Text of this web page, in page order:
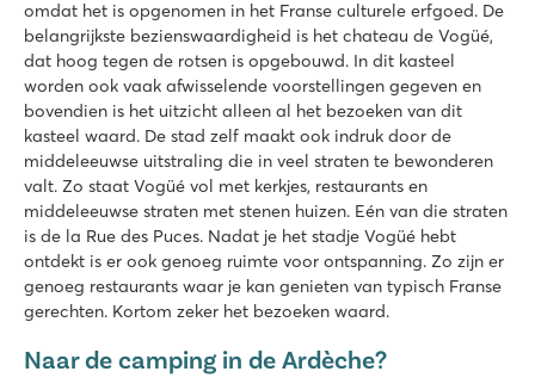
omdat het is opgenomen in het Franse culturele erfgoed. De
belangrijkste bezienswaardigheid is het chateau de Vogüé,
dat hoog tegen de rotsen is opgebouwd. In dit kasteel
worden ook vaak afwisselende voorstellingen gegeven en
bovendien is het uitzicht alleen al het bezoeken van dit
kasteel waard. De stad zelf maakt ook indruk door de
middeleeuwse uitstraling die in veel straten te bewonderen
valt. Zo staat Vogüé vol met kerkjes, restaurants en
middeleeuwse straten met stenen huizen. Eén van die straten
is de la Rue des Puces. Nadat je het stadje Vogüé hebt
ontdekt is er ook genoeg ruimte voor ontspanning. Zo zijn er
genoeg restaurants waar je kan genieten van typisch Franse
gerechten. Kortom zeker het bezoeken waard.
Naar de camping in de Ardèche?